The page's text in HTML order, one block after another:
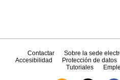
Contactar Sobre la sede
Accesibilidad
Protección de datos
Tutoriales